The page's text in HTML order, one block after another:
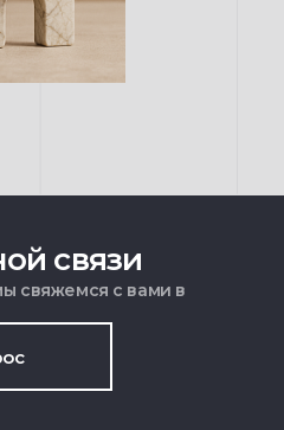
связи
свяжемся с вами в